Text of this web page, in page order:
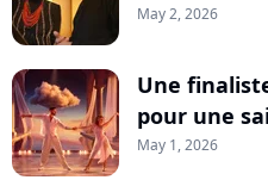
May 2, 2026
Une
pour une
May 1, 2026